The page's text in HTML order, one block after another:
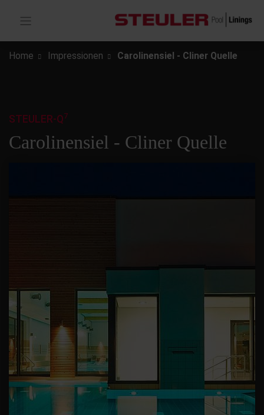
Home Impressionen Carolinensiel - Cliner Quelle
Carolinensiel - Cliner Quelle
STEULER-Q7